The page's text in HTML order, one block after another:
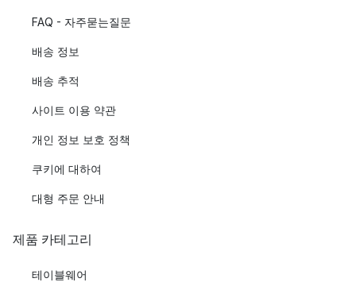
FAQ - 자주묻는질문
배송 정보
배송 추적
사이트 이용 약관
개인 정보 보호 정책
쿠키에 대하여
대형 주문 안내
제품 카테고리
테이블웨어